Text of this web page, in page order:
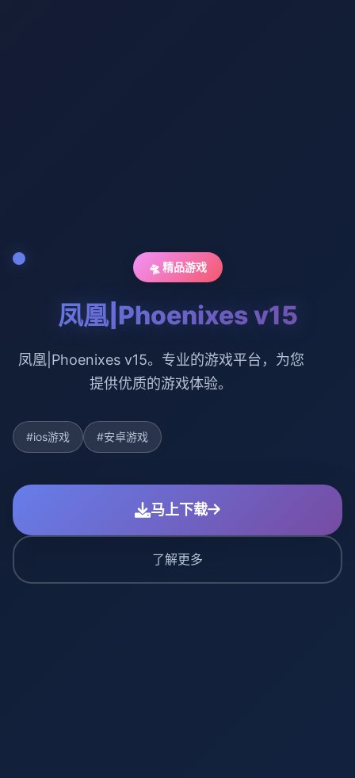
🛸 精品游戏
凤凰|Phoenixes v15
凤凰|Phoenixes v15。专业的游戏平台，为您
提供优质的游戏体验。
#ios游戏 #安卓游戏
马上下载
了解更多